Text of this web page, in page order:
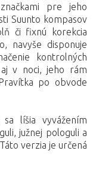
pre jeho
Suunto kompasov
či fixnú korekcia
navyše disponuje
kontrolných
v noci, jeho rám
po obvode
líšia vyvážením
južnej pologuli a
verzia je určená